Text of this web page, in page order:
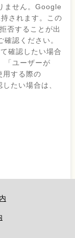
ません。Google
されます。この
否することが出
認ください。
確認したい場合
「ユーザーが
用する際の
たい場合は、